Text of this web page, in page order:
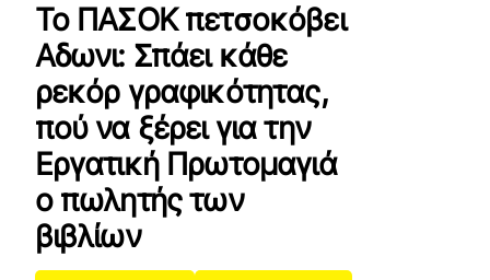
Το ΠΑΣΟΚ πετσοκόβει
Αδωνι: Σπάει κάθε
ρεκόρ γραφικότητας,
πού να ξέρει για την
Εργατική Πρωτομαγιά
ο πωλητής των
βιβλίων